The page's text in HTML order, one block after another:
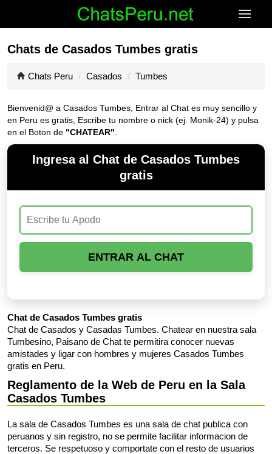
Chats de Casados Tumbes gratis
Chats Peru Casados Tumbes
Bienvenid@ a Casados Tumbes, Entrar al Chat es muy sencillo y
en Peru es gratis, Escribe tu nombre o nick (ej. Monik-24) y pulsa
en el Boton de "CHATEAR"
Ingresa al Chat de Casados Tumbes
gratis
ENTRAR AL CHAT
Chat de Casados Tumbes gratis
Chat de Casados y Casadas Tumbes. Chatear en nuestra sala
Tumbesino, Paisano de Chat te permitira conocer nuevas
amistades y ligar con hombres y mujeres Casados Tumbes
gratis en Peru.
Reglamento de la Web de Peru en la Sala
Casados Tumbes
La sala de Casados Tumbes es una sala de chat publica con
peruanos y sin registro, no se permite facilitar informacion de
terceros. Se respetuoso y comportate con el resto de usuarios